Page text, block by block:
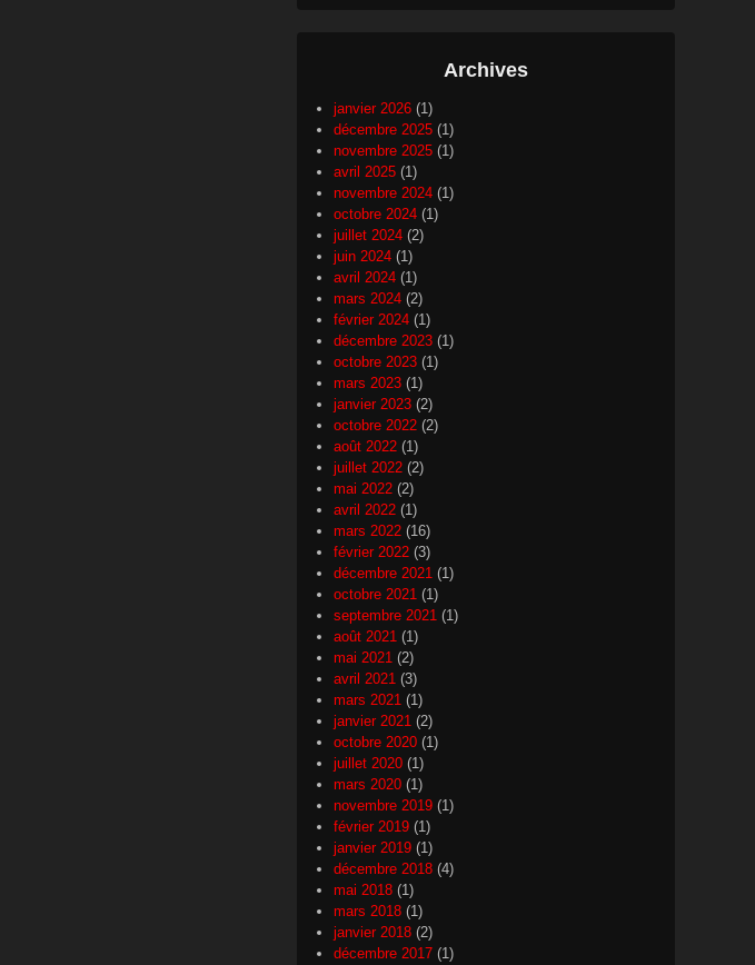
Archives
janvier 2026 (1)
décembre 2025 (1)
novembre 2025 (1)
avril 2025 (1)
novembre 2024 (1)
octobre 2024 (1)
juillet 2024 (2)
juin 2024 (1)
avril 2024 (1)
mars 2024 (2)
février 2024 (1)
décembre 2023 (1)
octobre 2023 (1)
mars 2023 (1)
janvier 2023 (2)
octobre 2022 (2)
août 2022 (1)
juillet 2022 (2)
mai 2022 (2)
avril 2022 (1)
mars 2022 (16)
février 2022 (3)
décembre 2021 (1)
octobre 2021 (1)
septembre 2021 (1)
août 2021 (1)
mai 2021 (2)
avril 2021 (3)
mars 2021 (1)
janvier 2021 (2)
octobre 2020 (1)
juillet 2020 (1)
mars 2020 (1)
novembre 2019 (1)
février 2019 (1)
janvier 2019 (1)
décembre 2018 (4)
mai 2018 (1)
mars 2018 (1)
janvier 2018 (2)
décembre 2017 (1)